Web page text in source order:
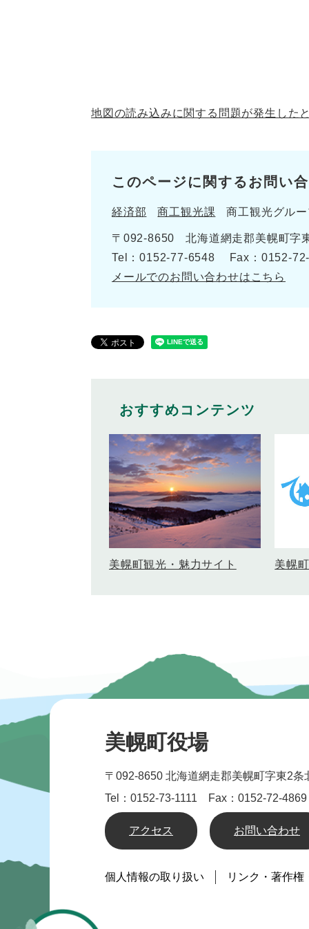
地図の読み込みに関する問題が発生した
このページに関するお問い
経済部 商工観光課 商工観光グル
〒092-8650
北海道網走郡美幌町字
Tel：0152-77-6548
Fax：0152-
メールでのお問い合わせはこちら
おすすめコンテンツ
美幌町観光・魅力サイト 美幌
美幌町役場
〒092-8650 北海道網走郡美幌町字東2条
Tel：0152-73-1111 Fax：0152-72-4869
アクセス お問い合わせ
個人情報の取り扱い リンク・著作権